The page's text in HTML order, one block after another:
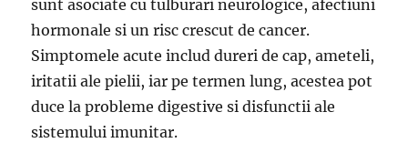
sunt asociate cu tulburari neurologice, afectiuni
hormonale si un risc crescut de cancer.
Simptomele acute includ dureri de cap, ameteli,
iritatii ale pielii, iar pe termen lung, acestea pot
duce la probleme digestive si disfunctii ale
sistemului imunitar.